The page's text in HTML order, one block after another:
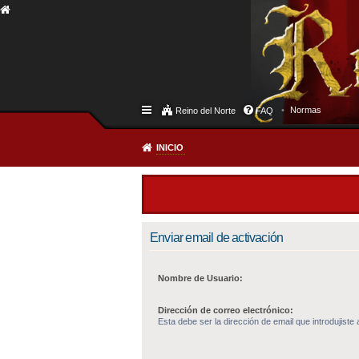
Reino del Norte FAQ Normas
INICIO
Enviar email de activación
Nombre de Usuario:
Dirección de correo electrónico:
Esta debe ser la dirección de email que introdujiste